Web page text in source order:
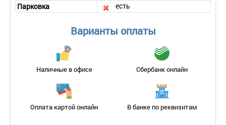
Парковка
есть
Варианты оплаты
Наличные в офисе Сбербанк онлайн
Оплата картой онлайн В банке по реквизитам